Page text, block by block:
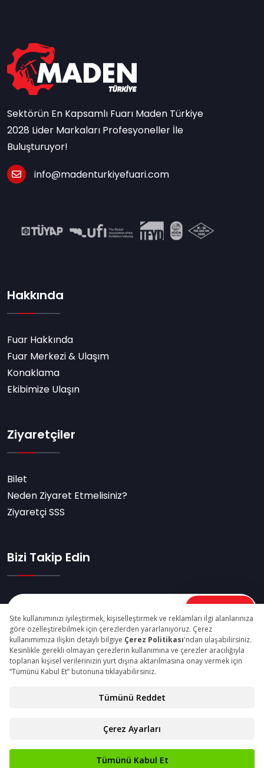
Sektörün En Kapsamlı Fuarı Maden Türkiye
2028 Lider Markaları Profesyoneller İle
Buluşturuyor!
info@madenturkiyefuari.com
Hakkında
Fuar Hakkında
Fuar Merkezi & Ulaşım
Konaklama
Ekibimize Ulaşın
Ziyaretçiler
Bilet
Neden Ziyaret Etmelisiniz?
Ziyaretçi SSS
Bizi Takip Edin
Kişisel Verilerin Korunması